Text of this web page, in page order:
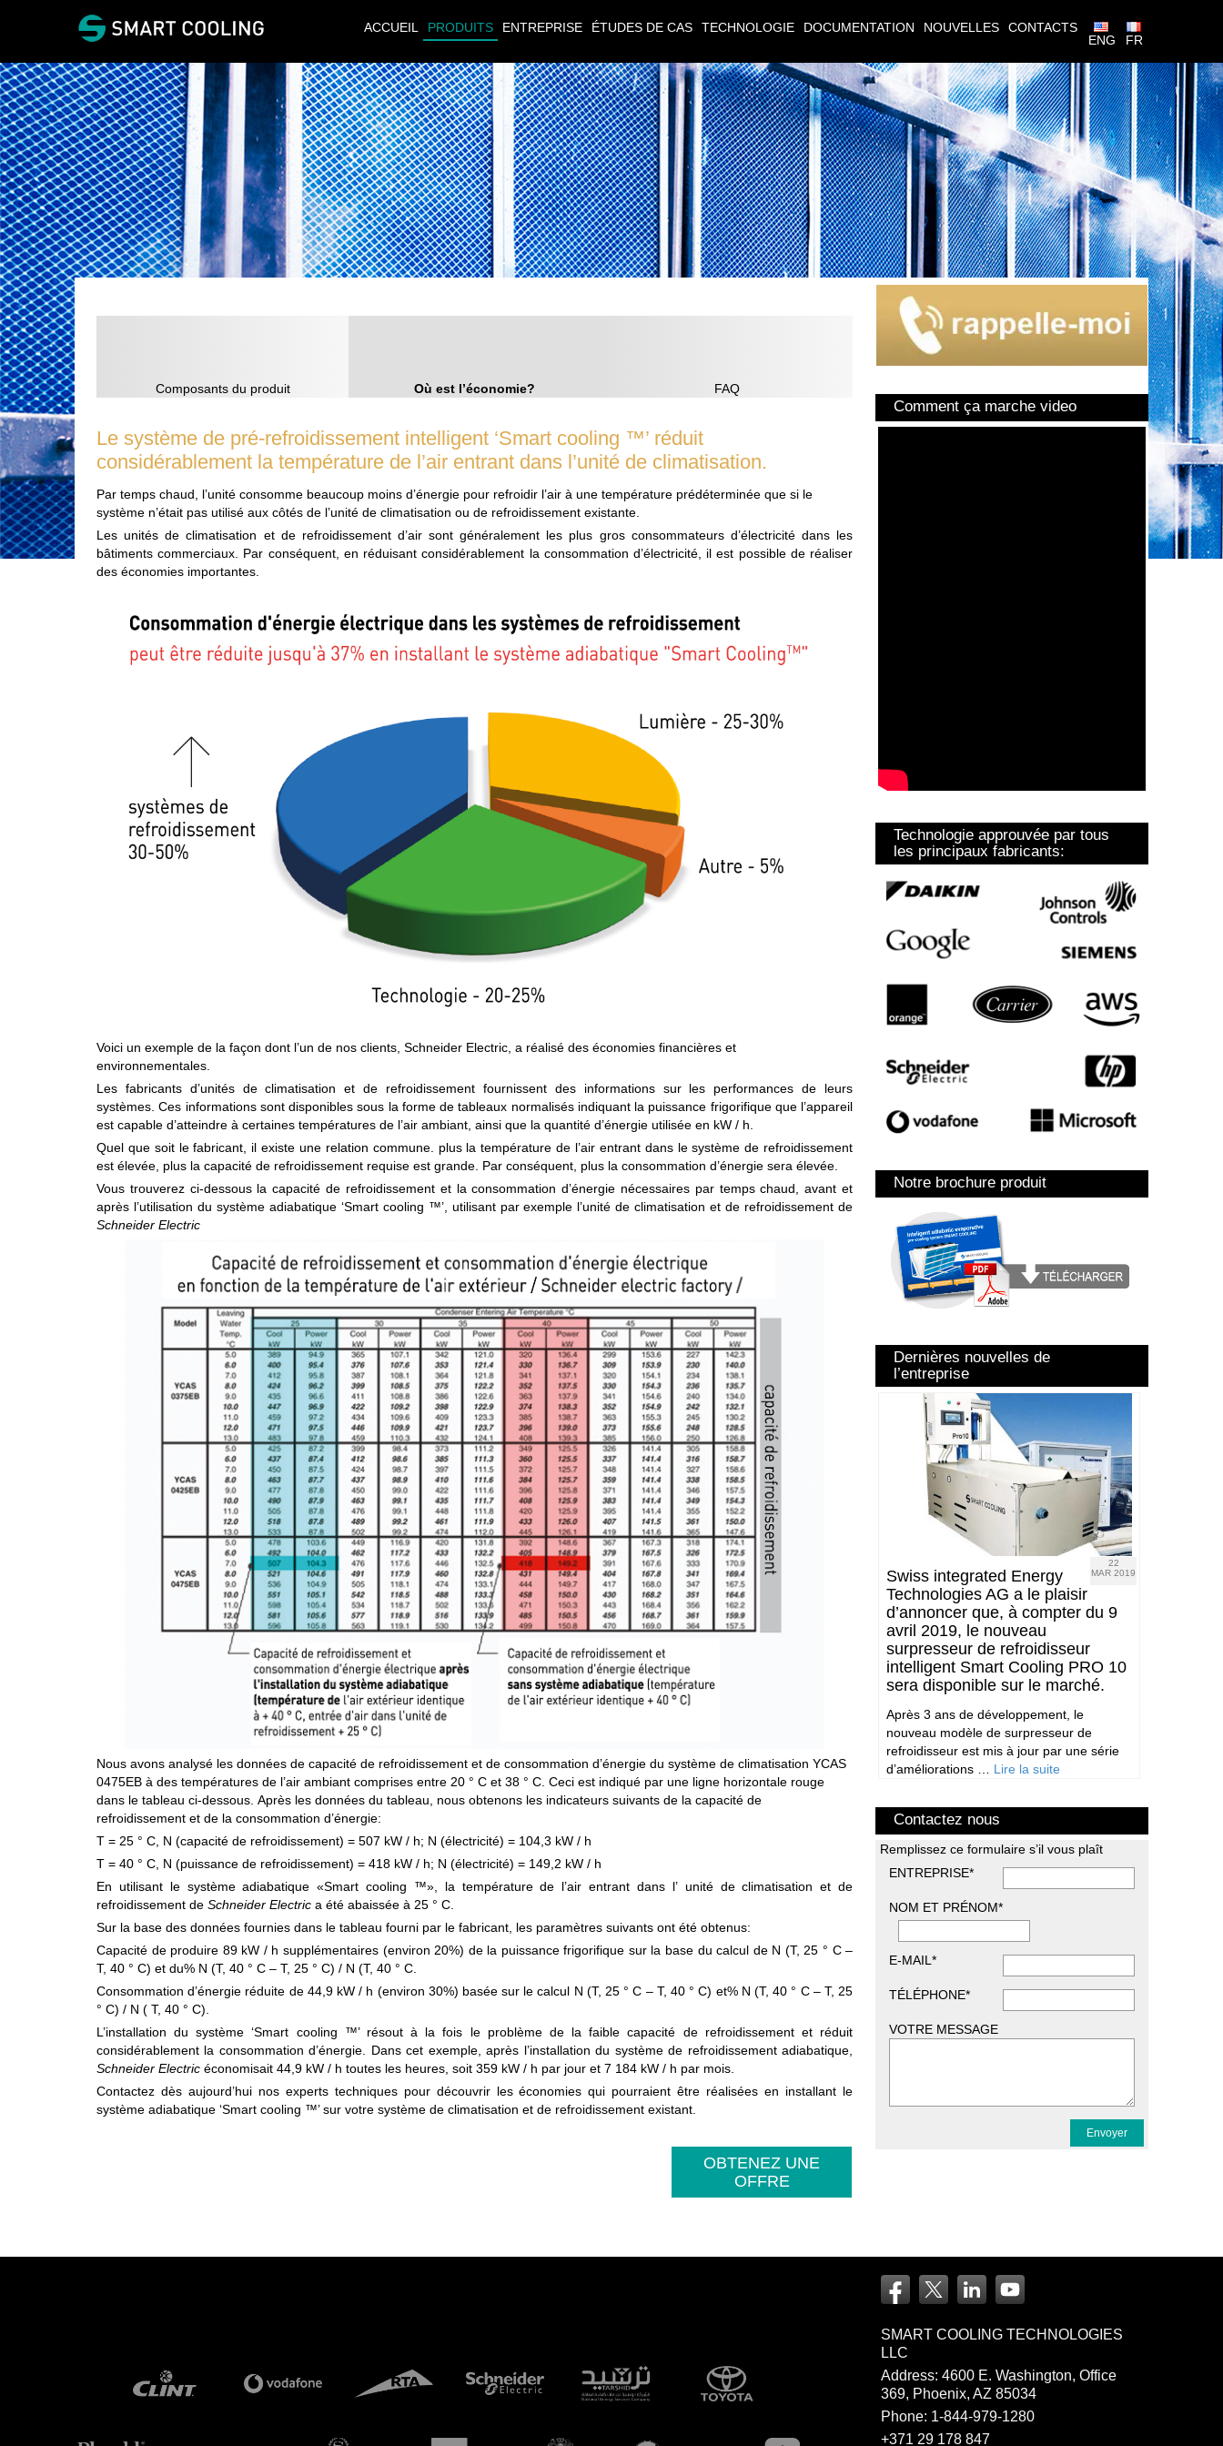
ACCUEIL PRODUITS ENTREPRISE ÉTUDES DE CAS TECHNOLOGIE DOCUMENTATION NOUVELLES
CONTACTS
ENG
FR
Composants du produit Où est l’économie? FAQ
Le système de pré-refroidissement intelligent ‘Smart cooling ™’ réduit
considérablement la température de l’air entrant dans l’unité de climatisation.
Par temps chaud, l’unité consomme beaucoup moins d’énergie pour refroidir l’air à une température prédéterminée que si le
système n’était pas utilisé aux côtés de l’unité de climatisation ou de refroidissement existante.
Les unités de climatisation et de refroidissement d’air sont généralement les plus gros consommateurs d’électricité dans les
bâtiments commerciaux. Par conséquent, en réduisant considérablement la consommation d’électricité, il est possible de réaliser
des économies importantes.
Voici un exemple de la façon dont l’un de nos clients, Schneider Electric, a réalisé des économies financières et
environnementales.
Les fabricants d’unités de climatisation et de refroidissement fournissent des informations sur les performances de leurs
systèmes. Ces informations sont disponibles sous la forme de tableaux normalisés indiquant la puissance frigorifique que l’appareil
est capable d’atteindre à certaines températures de l’air ambiant, ainsi que la quantité d’énergie utilisée en kW / h.
Quel que soit le fabricant, il existe une relation commune. plus la température de l’air entrant dans le système de refroidissement
est élevée, plus la capacité de refroidissement requise est grande. Par conséquent, plus la consommation d’énergie sera élevée.
Vous trouverez ci-dessous la capacité de refroidissement et la consommation d’énergie nécessaires par temps chaud, avant et
après l’utilisation du système adiabatique ‘Smart cooling ™’, utilisant par exemple l’unité de climatisation et de refroidissement de
Schneider Electric
Nous avons analysé les données de capacité de refroidissement et de consommation d’énergie du système de climatisation YCAS
0475EB à des températures de l’air ambiant comprises entre 20 ° C et 38 ° C. Ceci est indiqué par une ligne horizontale rouge
dans le tableau ci-dessous. Après les données du tableau, nous obtenons les indicateurs suivants de la capacité de
refroidissement et de la consommation d’énergie:
T = 25 ° C, N (capacité de refroidissement) = 507 kW / h; N (électricité) = 104,3 kW / h
T = 40 ° C, N (puissance de refroidissement) = 418 kW / h; N (électricité) = 149,2 kW / h
En utilisant le système adiabatique «Smart cooling ™», la température de l’air entrant dans l’ unité de climatisation et de
refroidissement de Schneider Electric a été abaissée à 25 ° C.
Sur la base des données fournies dans le tableau fourni par le fabricant, les paramètres suivants ont été obtenus:
Capacité de produire 89 kW / h supplémentaires (environ 20%) de la puissance frigorifique sur la base du calcul de N (T, 25 ° C –
T, 40 ° C) et du% N (T, 40 ° C – T, 25 ° C) / N (T, 40 ° C.
Consommation d’énergie réduite de 44,9 kW / h (environ 30%) basée sur le calcul N (T, 25 ° C – T, 40 ° C) et% N (T, 40 ° C – T, 25
° C) / N ( T, 40 ° C).
L’installation du système ‘Smart cooling ™’ résout à la fois le problème de la faible capacité de refroidissement et réduit
considérablement la consommation d’énergie. Dans cet exemple, après l’installation du système de refroidissement adiabatique,
Schneider Electric économisait 44,9 kW / h toutes les heures, soit 359 kW / h par jour et 7 184 kW / h par mois.
Contactez dès aujourd’hui nos experts techniques pour découvrir les économies qui pourraient être réalisées en installant le
système adiabatique ‘Smart cooling ™’ sur votre système de climatisation et de refroidissement existant.
OBTENEZ UNE
OFFRE
Comment ça marche video
Technologie approuvée par tous
les principaux fabricants:
Notre brochure produit
Dernières nouvelles de
l’entreprise
22
MAR 2019
Swiss integrated Energy
Technologies AG a le plaisir
d’annoncer que, à compter du 9
avril 2019, le nouveau
surpresseur de refroidisseur
intelligent Smart Cooling PRO 10
sera disponible sur le marché.
Après 3 ans de développement, le
nouveau modèle de surpresseur de
refroidisseur est mis à jour par une série
d’améliorations … Lire la suite
Contactez nous
Remplissez ce formulaire s’il vous plaît
ENTREPRISE*
NOM ET PRÉNOM*
E-MAIL*
TÉLÉPHONE*
VOTRE MESSAGE
SMART COOLING TECHNOLOGIES
LLC
Address: 4600 E. Washington, Office
369, Phoenix, AZ 85034
Phone: 1-844-979-1280
+371 29 178 847